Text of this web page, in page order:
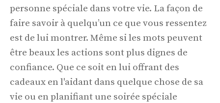
personne spéciale dans votre vie. La façon de
faire savoir à quelqu’un ce que vous ressentez
est de lui montrer. Même si les mots peuvent
être beaux les actions sont plus dignes de
confiance. Que ce soit en lui offrant des
cadeaux en l'aidant dans quelque chose de sa
vie ou en planifiant une soirée spéciale